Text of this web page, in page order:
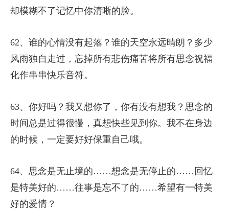
却模糊不了记忆中你清晰的脸。
62、谁的心情没有起落？谁的天空永远晴朗？多少
风雨独自走过，忘掉所有悲伤痛苦将所有思念祝福
化作串串快乐音符。
63、你好吗？我又想你了，你有没有想我？思念的
时间总是过得很慢，真想快些见到你。我不在身边
的时候，一定要好好保重自己哦。
64、思念是无止境的……想念是无停止的……回忆
是特美好的……往事是忘不了的……希望有一特美
好的爱情？